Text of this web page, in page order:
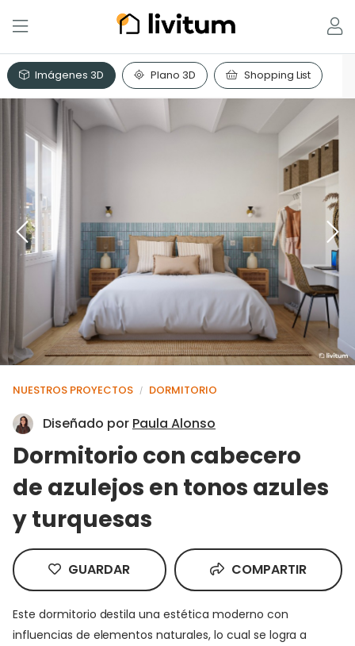
Imágenes 3D Plano 3D Shopping List
NUESTROS PROYECTOS / DORMITORIO
Diseñado por Paula Alonso
Dormitorio con cabecero
de azulejos en tonos azules
y turquesas
GUARDAR COMPARTIR
Este dormitorio destila una estética moderno con
influencias de elementos naturales, lo cual se logra a